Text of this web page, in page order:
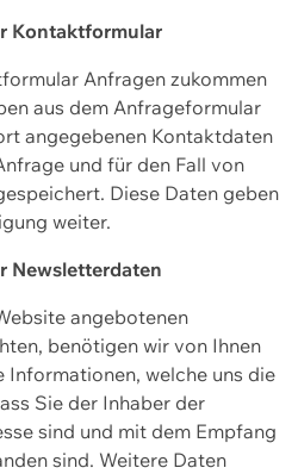
Kontaktformular
Anfragen zukommen
aus dem Anfrageformular
angegebenen Kontaktdaten
und für den Fall von
Diese Daten geben
weiter.
Newsletterdaten
angebotenen
benötigen wir von Ihnen
Informationen, welche uns die
Sie der Inhaber der
sind und mit dem Empfang
sind. Weitere Daten